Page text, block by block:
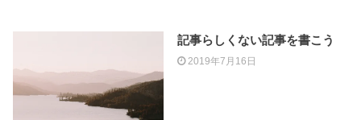
記事らしくない記事を書こう
2019年7月16日